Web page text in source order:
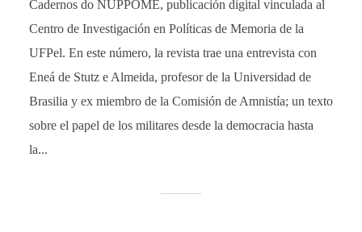
Cadernos do NUPPOME, publicación digital vinculada al
Centro de Investigación en Políticas de Memoria de la
UFPel. En este número, la revista trae una entrevista con
Eneá de Stutz e Almeida, profesor de la Universidad de
Brasilia y ex miembro de la Comisión de Amnistía; un texto
sobre el papel de los militares desde la democracia hasta
la...